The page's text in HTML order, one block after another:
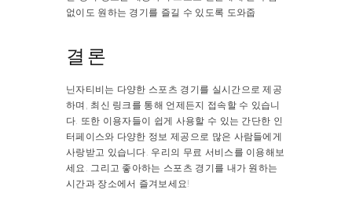
없이도 원하는 경기를 즐길 수 있도록 도와줍
결론
닌자티비는 다양한 스포츠 경기를 실시간으로 제공
하며, 최신 링크를 통해 언제든지 접속할 수 있습니
다. 또한 이용자들이 쉽게 사용할 수 있는 간단한 인
터페이스와 다양한 정보 제공으로 많은 사람들에게
사랑받고 있습니다. 우리의 무료 서비스를 이용해보
세요. 그리고 좋아하는 스포츠 경기를 내가 원하는
시간과 장소에서 즐겨보세요!